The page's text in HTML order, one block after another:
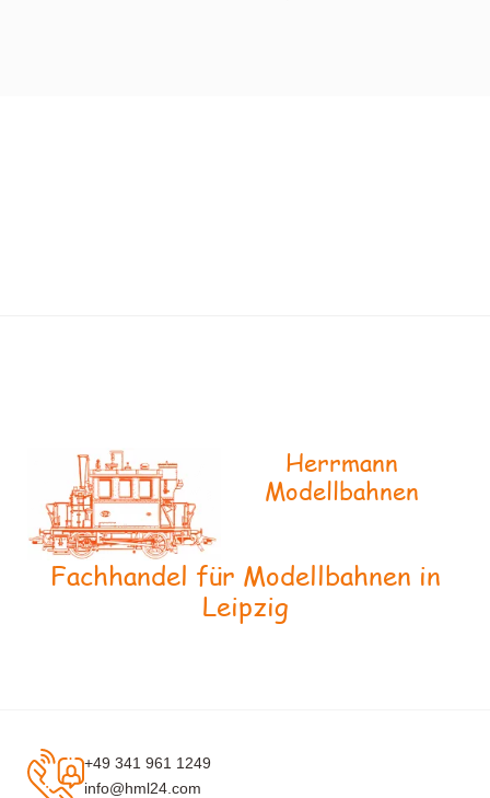
Herrmann
Modellbahnen
Fachhandel für Modellbahnen in
Leipzig
+49 341 961 1249
info@hml24.com